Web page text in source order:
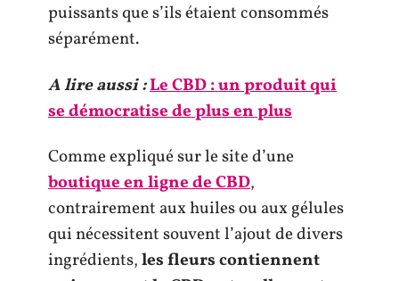
puissants que s’ils étaient consommés
séparément.
A lire aussi :Le CBD : un produit qui
se démocratise de plus en plus
Comme expliqué sur le site d’une
boutique en ligne de CBD,
contrairement aux huiles ou aux gélules
qui nécessitent souvent l’ajout de divers
ingrédients,les fleurs contiennent